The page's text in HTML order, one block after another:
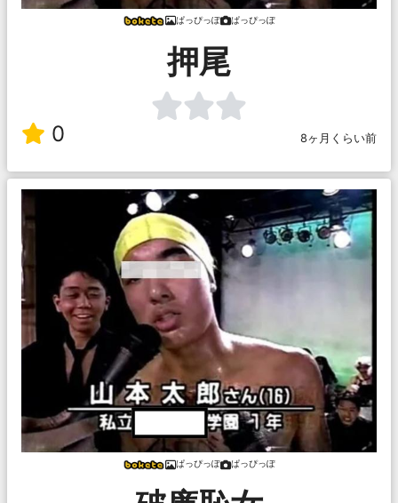
ぱっぴっぽ ぱっぴっぽ
押尾
0 8ヶ月くらい前
ぱっぴっぽ ぱっぴっぽ